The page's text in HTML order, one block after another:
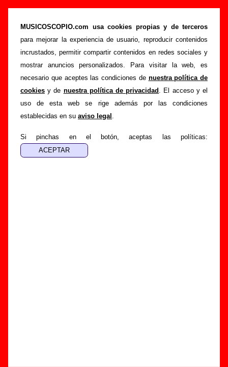
MUSICOSCOPIO.com usa cookies propias y de terceros
para mejorar la experiencia de usuario, reproducir contenidos
incrustados, permitir compartir contenidos en redes sociales y
mostrar anuncios personalizados. Para visitar la web, es
necesario que aceptes las condiciones de nuestra política de
cookies y de nuestra política de privacidad . El acceso y el
uso de esta web se rige además por las condiciones
establecidas en su aviso legal .
Si pinchas en el botón, aceptas las políticas:
“Denis”, canción de Amphetamine Discharge
(Letra e información)
Portada >Amphetamine Discharge >Canciones >Denis
Esta página pretende recopilar todo tipo de información
sobre lacanción "Denis " interpretada porAmphetamine
Discharge. Además de su letra, también aparecerá
información sobre el autor o los autores, sobre los discos en
los que está incluido este tema, sobre la grabación del
encuentras errores o tienes información adicional, puedes
ayudar a
completar esta información